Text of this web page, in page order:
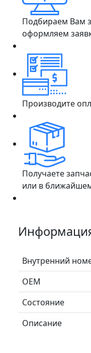
Подбираем Вам
оформляем
Производите
Получаете
или в
Внутренний
ОЕМ
Состояние
Описание